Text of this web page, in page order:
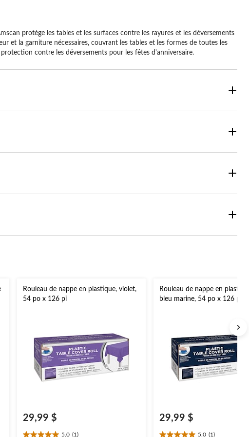
protège les tables et les surfaces contre les rayures et les déversements
et la garniture nécessaires, couvrant les tables et les formes de toutes les
contre les déversements pour les fêtes d'anniversaire.
Rouleau de nappe en plastique, violet,
54 po x 126 pi
29,99 $
5.0 (1)
Rouleau de nappe en
bleu marine, 54 po x 126 pi
29,99 $
5.0 (1)